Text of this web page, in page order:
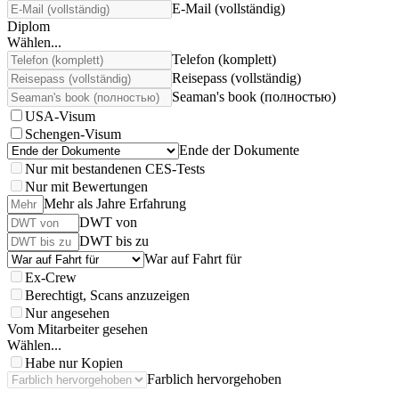
E-Mail (vollständig)
Diplom
Wählen...
Telefon (komplett)
Reisepass (vollständig)
Seaman's book (полностью)
USA-Visum
Schengen-Visum
Ende der Dokumente
Nur mit bestandenen CES-Tests
Nur mit Bewertungen
Mehr als Jahre Erfahrung
DWT von
DWT bis zu
War auf Fahrt für
Ex-Crew
Berechtigt, Scans anzuzeigen
Nur angesehen
Vom Mitarbeiter gesehen
Wählen...
Habe nur Kopien
Farblich hervorgehoben